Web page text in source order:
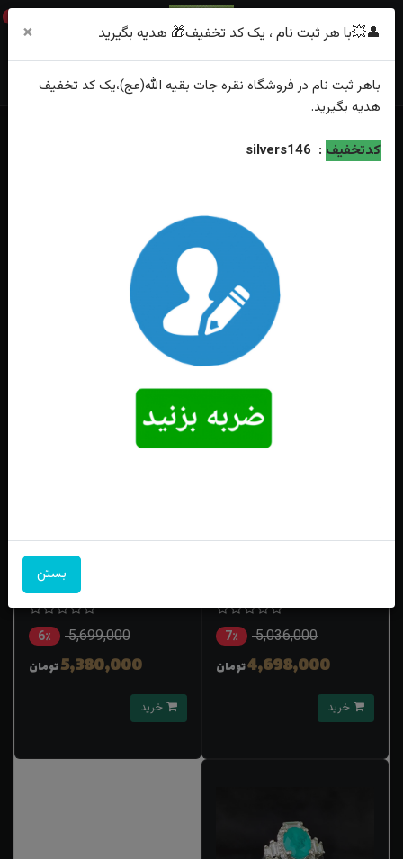
0
فقط محصولات موجود
جیپسون
محبوب‌ترین گران‌ترین ارزان‌ترین
5,036,000 7٪
4,698,000تومان
انگشترنقره جیپسون جواهری زنانه
5,699,000 6٪
5,380,000تومان
👤💥با هر ثبت نام ، یک کد تخفیف🎁 هدیه بگیرید ×
باهر ثبت نام در فروشگاه نقره جات بقیه الله(عج)،یک کد تخفیف
هدیه بگیرید.
کدتخفیف :
silvers146
بستن